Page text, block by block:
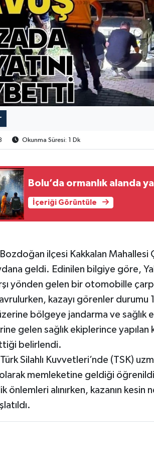
Okunma Süresi: 1 Dk
Bolu’da ormanlık alanda
İçeriği Görüntüle
Bozdoğan ilçesi Kakkalan
geldi. Edinilen bilgiye göre,
yönden gelen bir otomobille
kazayı görenler durumu
bölgeye jandarma ve sağlık
gelen sağlık ekiplerince yapılan
belirlendi.
Türk Silahlı Kuvvetleri’nde (TSK)
memleketine geldiği
önlemleri alınırken, kazanın kesin